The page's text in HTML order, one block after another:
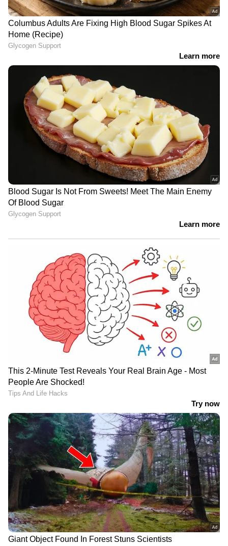
വിതരണം ബാങ്കിലൂടെ മാത്രം;
പദ്ധതി അവസാനിപ്പിക്കാന്‍
നീക്കമെന്ന് പ്രതിപക്ഷം
അപകടമോ കൊലപാതകമോ?
22കാരന്റെ മരണത്തിൽ ദുരൂഹത |
Thrissur | Accident news | Crime news
| Kerala Police